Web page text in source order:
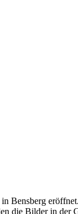
Bensberg
die Bilder in der